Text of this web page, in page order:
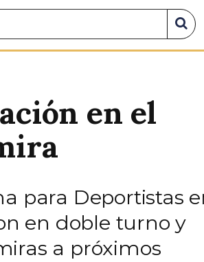
en
el
en el
para Deportistas
en doble turno y
a próximos